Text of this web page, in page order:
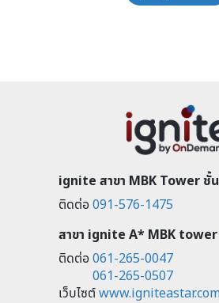
ignite สาขา MBK Tower ชั้
ติดต่อ091-576-1475
สาขา ignite A* MBK
ติดต่อ061-265-0047
061-265-0507
เว็บไซต์